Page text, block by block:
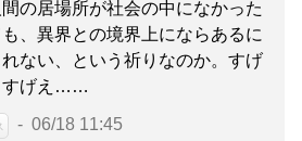
の居場所が社会の中になかった
、異界との境界上にならあるに
ない、という祈りなのか。すげ
すげえ……
06/18 11:45